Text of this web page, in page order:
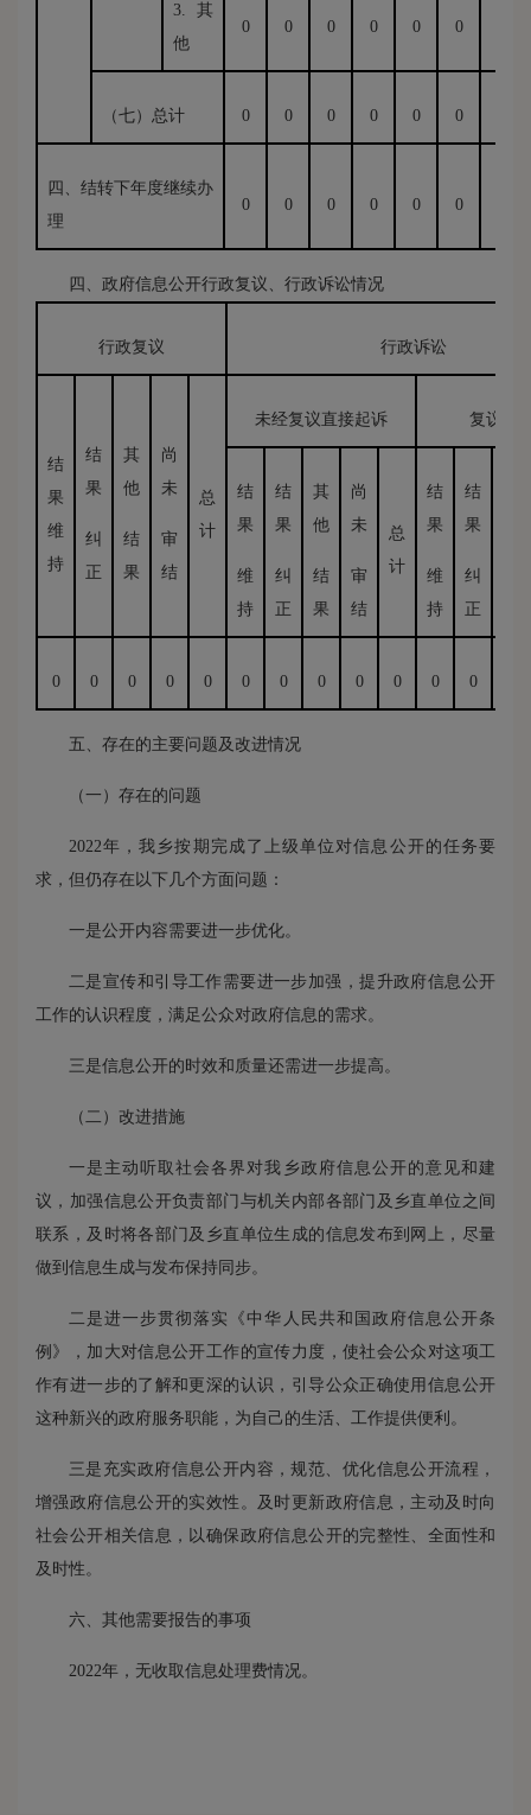
3.其
他
0 0 0 0 0 0
（七）总计 0 0 0 0 0 0
四、结转下年度继续办
理
0 0 0 0 0 0
四、政府信息公开行政复议、行政诉讼情况
行政复议 行政诉讼
结
果
维
持
结
果
纠
正
其
他
结
果
尚
未
审
结
总
计
未经复议直接起诉 复议后
结
果
维
持
结
果
纠
正
其
他
结
果
尚
未
审
结
总
计
结
果
维
持
结
果
纠
正
0 0 0 0 0 0 0 0 0 0 0 0
五、存在的主要问题及改进情况
（一）存在的问题
2022年，我乡按期完成了上级单位对信息公开的任务要
求，但仍存在以下几个方面问题：
一是公开内容需要进一步优化。
二是宣传和引导工作需要进一步加强，提升政府信息公开
工作的认识程度，满足公众对政府信息的需求。
三是信息公开的时效和质量还需进一步提高。
（二）改进措施
一是主动听取社会各界对我乡政府信息公开的意见和建
议，加强信息公开负责部门与机关内部各部门及乡直单位之间
联系，及时将各部门及乡直单位生成的信息发布到网上，尽量
做到信息生成与发布保持同步。
二是进一步贯彻落实《中华人民共和国政府信息公开条
例》，加大对信息公开工作的宣传力度，使社会公众对这项工
作有进一步的了解和更深的认识，引导公众正确使用信息公开
这种新兴的政府服务职能，为自己的生活、工作提供便利。
三是充实政府信息公开内容，规范、优化信息公开流程，
增强政府信息公开的实效性。及时更新政府信息，主动及时向
社会公开相关信息，以确保政府信息公开的完整性、全面性和
及时性。
六、其他需要报告的事项
2022年，无收取信息处理费情况。